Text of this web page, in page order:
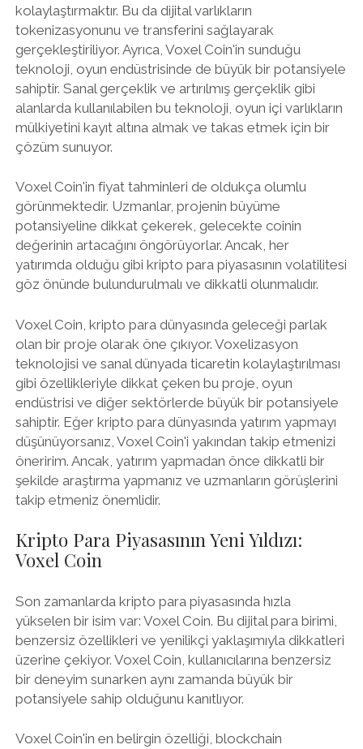
kolaylaştırmaktır. Bu da dijital varlıkların
tokenizasyonunu ve transferini sağlayarak
gerçekleştiriliyor. Ayrıca, Voxel Coin'in sunduğu
teknoloji, oyun endüstrisinde de büyük bir potansiyele
sahiptir. Sanal gerçeklik ve artırılmış gerçeklik gibi
alanlarda kullanılabilen bu teknoloji, oyun içi varlıkların
mülkiyetini kayıt altına almak ve takas etmek için bir
çözüm sunuyor.
Voxel Coin'in fiyat tahminleri de oldukça olumlu
görünmektedir. Uzmanlar, projenin büyüme
potansiyeline dikkat çekerek, gelecekte coinin
değerinin artacağını öngörüyorlar. Ancak, her
yatırımda olduğu gibi kripto para piyasasının volatilitesi
göz önünde bulundurulmalı ve dikkatli olunmalıdır.
Voxel Coin, kripto para dünyasında geleceği parlak
olan bir proje olarak öne çıkıyor. Voxelizasyon
teknolojisi ve sanal dünyada ticaretin kolaylaştırılması
gibi özellikleriyle dikkat çeken bu proje, oyun
endüstrisi ve diğer sektörlerde büyük bir potansiyele
sahiptir. Eğer kripto para dünyasında yatırım yapmayı
düşünüyorsanız, Voxel Coin'i yakından takip etmenizi
öneririm. Ancak, yatırım yapmadan önce dikkatli bir
şekilde araştırma yapmanız ve uzmanların görüşlerini
takip etmeniz önemlidir.
Kripto Para Piyasasının Yeni Yıldızı:
Voxel Coin
Son zamanlarda kripto para piyasasında hızla
yükselen bir isim var: Voxel Coin. Bu dijital para birimi,
benzersiz özellikleri ve yenilikçi yaklaşımıyla dikkatleri
üzerine çekiyor. Voxel Coin, kullanıcılarına benzersiz
bir deneyim sunarken aynı zamanda büyük bir
potansiyele sahip olduğunu kanıtlıyor.
Voxel Coin'in en belirgin özelliği, blockchain